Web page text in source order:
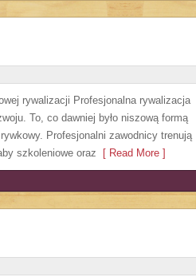
rywalizacji Profesjonalna rywalizacja
To, co dawniej było niszową formą
Profesjonalni zawodnicy trenują
szkoleniowe oraz [ Read More ]